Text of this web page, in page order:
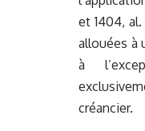
et 1404,
allouées à
à
créancier.